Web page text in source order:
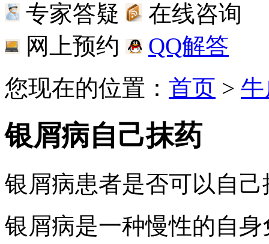
专家答疑
在线咨询
网上预约
QQ解答
您现在的位置： 首页 >
银屑病自己抹药
银屑病患者是否可以自己
银屑病是一种慢性的自